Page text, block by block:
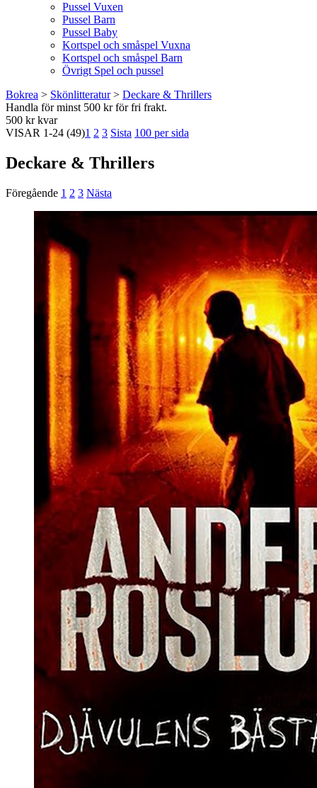
Pussel Vuxen
Pussel Barn
Pussel Baby
Kortspel och småspel Vuxna
Kortspel och småspel Barn
Övrigt Spel och pussel
Bokrea > Skönlitteratur> Deckare & Thrillers
Handla för minst 500 kr för fri frakt.
500 kr kvar
VISAR 1-24 (49)1 2 3 Sista 100 per sida
Deckare & Thrillers
Föregående 1 2 3 Nästa